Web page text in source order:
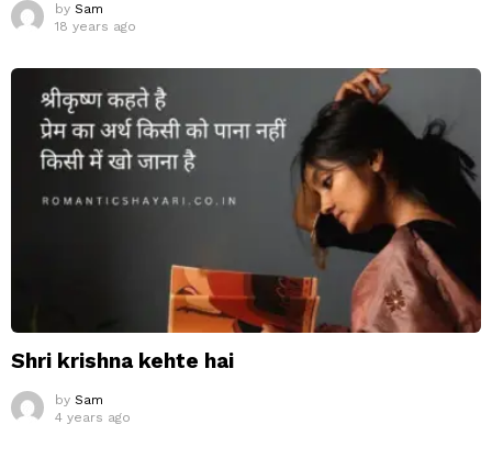
by Sam
18 years ago
Shri krishna kehte hai
by Sam
4 years ago